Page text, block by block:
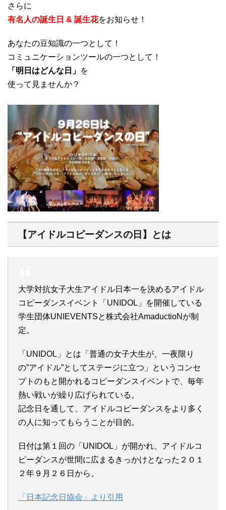
さらに
有名人の誕生日 & 誕生花をお知らせ！
あなたの豆知識の一つとして！
コミュニケーションツールの一つとして！
「明日はどんな日」 を
使って見ませんか？
【アイドルコピーダンスの日】とは
大学対抗女子大生アイドル日本一を決めるアイドル
コピーダンスイベント「UNIDOL」を開催している
学生団体UNIEVENTSと株式会社AmaductioNが制
定。
「UNIDOL」とは「普通の女子大生が、一夜限り
の”アイドル”としてステージに立つ」というコンセ
プトのもと開かれるコピーダンスイベントで、毎年
熱い戦いが繰り広げられている。
記念日を通して、アイドルコピーダンスをより多く
の人に知ってもらうことが目的。
日付は第１回の「UNIDOL」が開かれ、アイドルコ
ピーダンスが世間に広まるきっかけとなった２０１
２年９月２６日から。
「日本記念日協会」より引用